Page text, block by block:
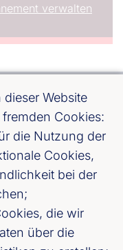
verwalten
Website
Cookies:
die Nutzung der
Cookies,
bei der
die wir
über die
e. V.